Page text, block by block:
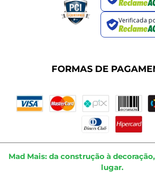
Termos de Uso
Dúvidas Frequentes
Verificada
FORMAS DE
Mad Mais: da construção à
lugar.